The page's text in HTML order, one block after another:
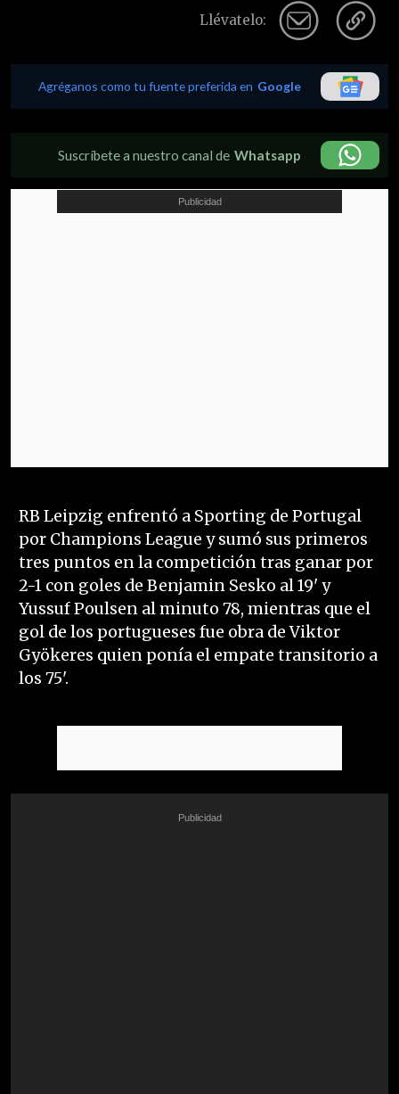
Llévatelo:
Agréganos como tu fuente preferida en Google
Suscríbete a nuestro canal de Whatsapp
RB Leipzig enfrentó a Sporting de Portugal
por Champions League y sumó sus primeros
tres puntos en la competición tras ganar por
2-1 con goles de Benjamin Sesko al 19' y
Yussuf Poulsen al minuto 78, mientras que el
gol de los portugueses fue obra de Viktor
Gyökeres quien ponía el empate transitorio a
los 75'.